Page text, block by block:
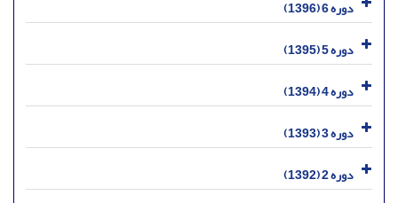
دوره 6 (1396)
دوره 5 (1395)
دوره 4 (1394)
دوره 3 (1393)
دوره 2 (1392)